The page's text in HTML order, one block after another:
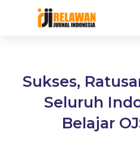
Sukses,
Seluruh
Belajar